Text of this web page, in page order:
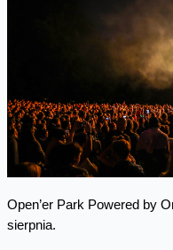
Open’er Park Powered by
sierpnia.